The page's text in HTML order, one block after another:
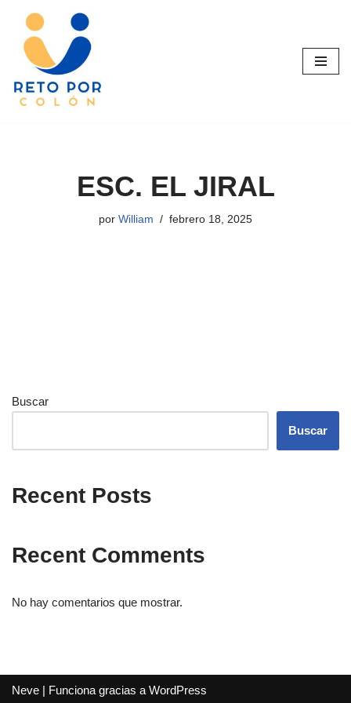
Saltar
contenido
ESC. EL JIRAL
por William febrero 18, 2025
Buscar
Buscar
Recent Posts
Recent Comments
No hay comentarios que mostrar.
Neve | Funciona gracias a WordPress